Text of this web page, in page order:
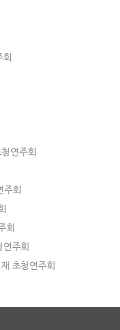
회
연주회
주회
회
주회
초청연주회